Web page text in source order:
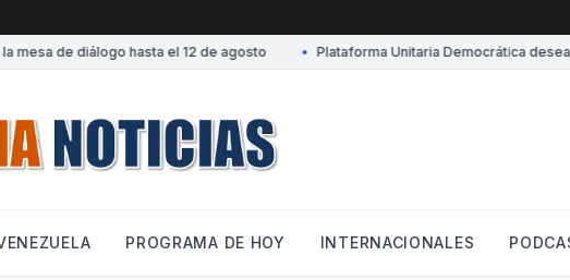
de diálogo hasta el 12 de agosto Plataforma Unitaria Democrática desea
PROGRAMA DE HOY INTERNACIONALES